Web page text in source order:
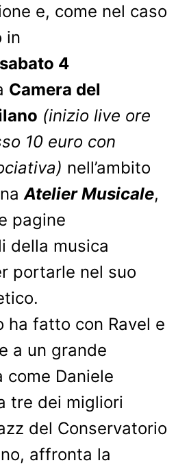
e, come nel caso
in
sabato 4
Camera del
(inizio live ore
10 euro con
nell’ambito
Atelier Musicale,
pagine
della musica
portarle nel suo
ha fatto con Ravel e
a un grande
come Daniele
tre dei migliori
del Conservatorio
affronta la